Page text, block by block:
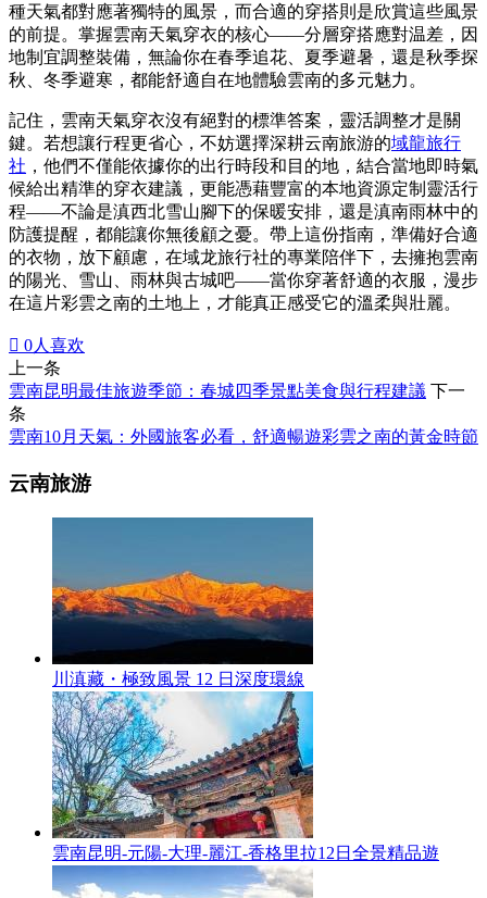
種天氣都對應著獨特的風景，而合適的穿搭則是欣賞這些風景
的前提。掌握雲南天氣穿衣的核心——分層穿搭應對温差，因
地制宜調整裝備，無論你在春季追花、夏季避暑，還是秋季探
秋、冬季避寒，都能舒適自在地體驗雲南的多元魅力。
記住，雲南天氣穿衣沒有絕對的標準答案，靈活調整才是關
鍵。若想讓行程更省心，不妨選擇深耕云南旅游的域龍旅行
社 ，他們不僅能依據你的出行時段和目的地，結合當地即時氣
候給出精準的穿衣建議，更能憑藉豐富的本地資源定制靈活行
程——不論是滇西北雪山腳下的保暖安排，還是滇南雨林中的
防護提醒，都能讓你無後顧之憂。帶上這份指南，準備好合適
的衣物，放下顧慮，在域龙旅行社的專業陪伴下，去擁抱雲南
的陽光、雪山、雨林與古城吧——當你穿著舒適的衣服，漫步
在這片彩雲之南的土地上，才能真正感受它的溫柔與壯麗。
 0人喜欢
上一条
雲南昆明最佳旅遊季節：春城四季景點美食與行程建議 下一
条
雲南10月天氣：外國旅客必看，舒適暢遊彩雲之南的黃金時節
云南旅游
川滇藏・極致風景 12 日深度環線
雲南昆明-元陽-大理-麗江-香格里拉12日全景精品遊